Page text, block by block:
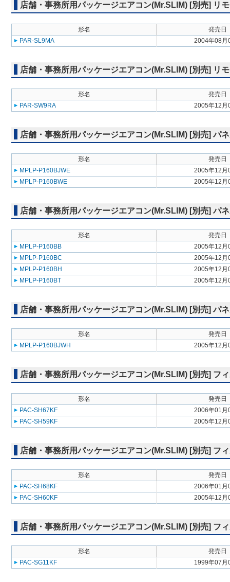
店舗・事務所用パッケージエアコン(Mr.SLIM) [別売] リ
形名
発売日
PAR-SL9MA
2004年08月
店舗・事務所用パッケージエアコン(Mr.SLIM) [別売] リ
形名
発売日
PAR-SW9RA
2005年12月
店舗・事務所用パッケージエアコン(Mr.SLIM) [別売] パ
形名
発売日
MPLP-P160BJWE
2005年12月
MPLP-P160BWE
2005年12月
店舗・事務所用パッケージエアコン(Mr.SLIM) [別売] パ
形名
発売日
MPLP-P160BB
2005年12月
MPLP-P160BC
2005年12月
MPLP-P160BH
2005年12月
MPLP-P160BT
2005年12月
店舗・事務所用パッケージエアコン(Mr.SLIM) [別売] パ
形名
発売日
MPLP-P160BJWH
2005年12月
店舗・事務所用パッケージエアコン(Mr.SLIM) [別売] フ
形名
発売日
PAC-SH67KF
2006年01月
PAC-SH59KF
2005年12月
店舗・事務所用パッケージエアコン(Mr.SLIM) [別売] フ
形名
発売日
PAC-SH68KF
2006年01月
PAC-SH60KF
2005年12月
店舗・事務所用パッケージエアコン(Mr.SLIM) [別売] フ
形名
発売日
PAC-SG11KF
1999年07月